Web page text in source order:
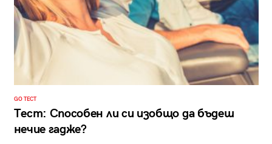
GO ТЕСТ
Тест: Способен ли си изобщо да бъдеш
нечие гадже?